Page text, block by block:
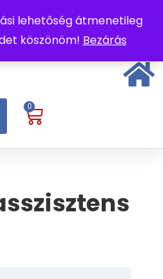
lehetőség átmenetileg
köszönöm! Bezárás
0